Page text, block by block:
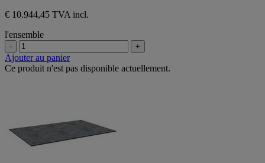
€ 10.944,45 TVA incl.
l'ensemble
- +
Ajouter au panier
Ce produit n'est pas disponible actuellement.